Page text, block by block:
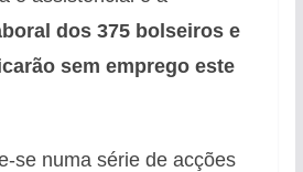
dos 375 bolseiros e
sem emprego este
se numa série de acções